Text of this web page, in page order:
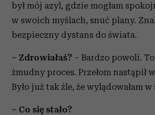
był mój azyl, gdzie mogłam
w swoich myślach, snuć plany.
bezpieczny dystans do świata.
– Zdrowiałaś? – Bardzo powoli.
żmudny proces. Przełom nastąpił
Było już tak źle, że wylądowałam
– Co się stało?